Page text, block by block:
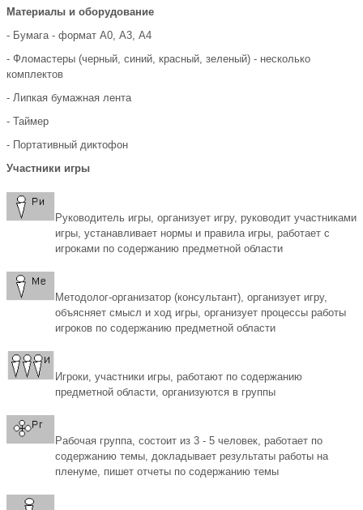
Материалы и оборудование
- Бумага - формат А0, А3, А4
- Фломастеры (черный, синий, красный, зеленый) - несколько
комплектов
- Липкая бумажная лента
- Таймер
- Портативный диктофон
Участники игры
Руководитель игры, организует игру, руководит участниками
игры, устанавливает нормы и правила игры, работает с
игроками по содержанию предметной области
Методолог-организатор (консультант), организует игру,
объясняет смысл и ход игры, организует процессы работы
игроков по содержанию предметной области
Игроки, участники игры, работают по содержанию
предметной области, организуются в группы
Рабочая группа, состоит из 3 - 5 человек, работает по
содержанию темы, докладывает результаты работы на
пленуме, пишет отчеты по содержанию темы